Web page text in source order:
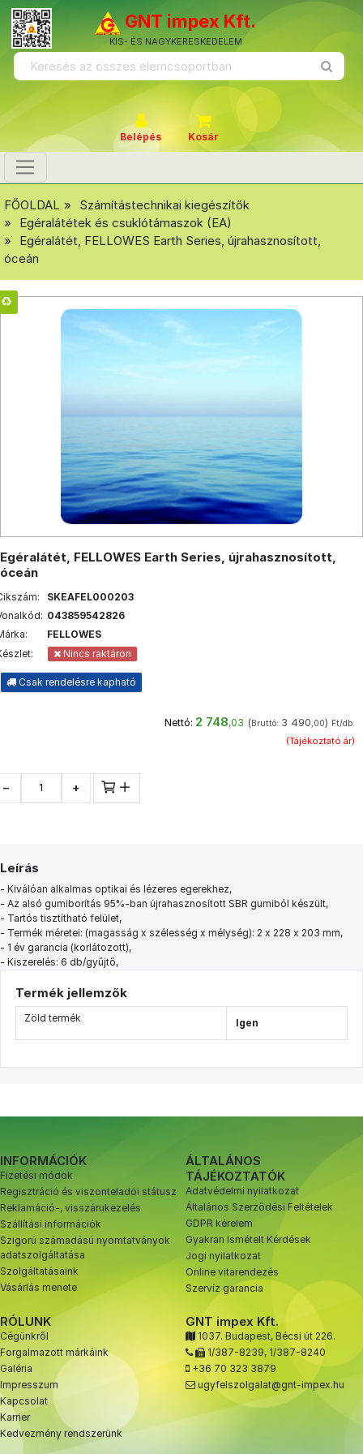
GNT impex Kft.
KIS- ÉS NAGYKERESKEDELEM
Belépés Kosár
FŐOLDAL
Számítástechnikai kiegészítők
Egéralátétek és csuklótámaszok (EA)
Egéralátét, FELLOWES Earth Series, újrahasznosított,
óceán
Egéralátét, FELLOWES Earth Series, újrahasznosított,
óceán
SKEAFEL000203
043859542826
FELLOWES
Nincs raktáron
Csak rendelésre kapható
Nettó: 2 748,03 (Bruttó: 3 490,00) Ft/db.
(Tájékoztató ár)
− +
Leírás
- Kiválóan alkalmas optikai és lézeres egerekhez,
- Az alsó gumiborítás 95%-ban újrahasznosított SBR gumiból készült,
- Tartós tisztítható felület,
- Termék méretei: (magasság x szélesség x mélység): 2 x 228 x 203 mm,
- 1 év garancia (korlátozott),
- Kiszerelés: 6 db/gyűjtő,
Termék jellemzők
Zöld termék Igen
INFORMÁCIÓK
Fizetési módok
Regisztráció és viszonteladói státusz
Reklamáció-, visszárukezelés
Szállítási információk
Szigorú számadású nyomtatványok
adatszolgáltatása
Szolgáltatásaink
Vásárlás menete
ÁLTALÁNOS
TÁJÉKOZTATÓK
Adatvédelmi nyilatkozat
Általános Szerződési Feltételek
GDPR kérelem
Gyakran Ismételt Kérdések
Jogi nyilatkozat
Online vitarendezés
Szervíz garancia
RÓLUNK
Cégünkről
Forgalmazott márkáink
Galéria
Impresszum
Kapcsolat
Karrier
Kedvezmény rendszerünk
GNT impex Kft.
1037. Budapest, Bécsi út 226.
1/387-8239, 1/387-8240
+36 70 323 3879
ugyfelszolgalat@gnt-impex.hu